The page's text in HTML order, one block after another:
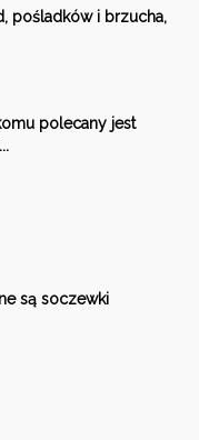
pośladków i brzucha,
polecany jest
są soczewki